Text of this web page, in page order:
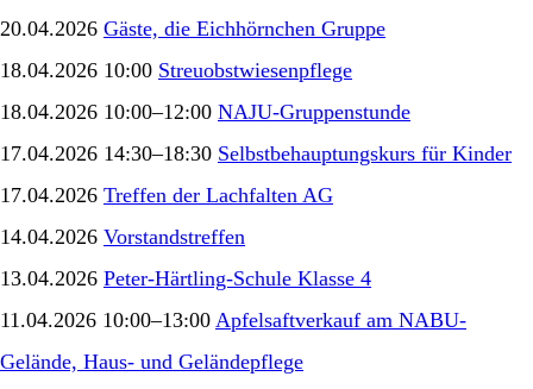
20.04.2026 Gäste, die Eichhörnchen Gruppe
18.04.2026 10:00 Streuobstwiesenpflege
18.04.2026 10:00–12:00 NAJU-Gruppenstunde
17.04.2026 14:30–18:30 Selbstbehauptungskurs für Kinder
17.04.2026 Treffen der Lachfalten AG
14.04.2026 Vorstandstreffen
13.04.2026 Peter-Härtling-Schule Klasse 4
11.04.2026 10:00–13:00 Apfelsaftverkauf am NABU-
Gelände, Haus- und Geländepflege